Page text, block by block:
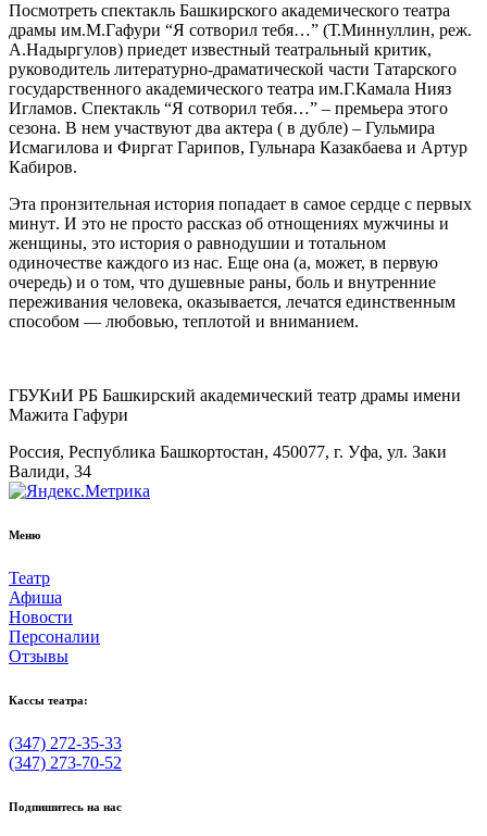
Посмотреть спектакль Башкирского академического театра
драмы им.М.Гафури “Я сотворил тебя…” (Т.Миннуллин, реж.
А.Надыргулов) приедет известный театральный критик,
руководитель литературно-драматической части Татарского
государственного академического театра им.Г.Камала Нияз
Игламов. Спектакль “Я сотворил тебя…” – премьера этого
сезона. В нем участвуют два актера ( в дубле) – Гульмира
Исмагилова и Фиргат Гарипов, Гульнара Казакбаева и Артур
Кабиров.
Эта пронзительная история попадает в самое сердце с первых
минут. И это не просто рассказ об отнощениях мужчины и
женщины, это история о равнодушии и тотальном
одиночестве каждого из нас. Еще она (а, может, в первую
очередь) и о том, что душевные раны, боль и внутренние
переживания человека, оказывается, лечатся единственным
способом — любовью, теплотой и вниманием.
ГБУКиИ РБ Башкирский академический театр драмы имени
Мажита Гафури
Россия, Республика Башкортостан, 450077, г. Уфа, ул. Заки
Валиди, 34
Меню
Театр
Афиша
Новости
Персоналии
Отзывы
Кассы театра:
(347) 272-35-33
(347) 273-70-52
Подпишитесь на нас